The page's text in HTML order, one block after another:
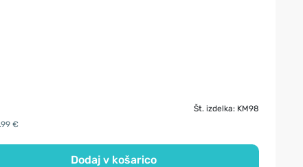
Št. izdelka: KM98
€
Dodaj v košarico